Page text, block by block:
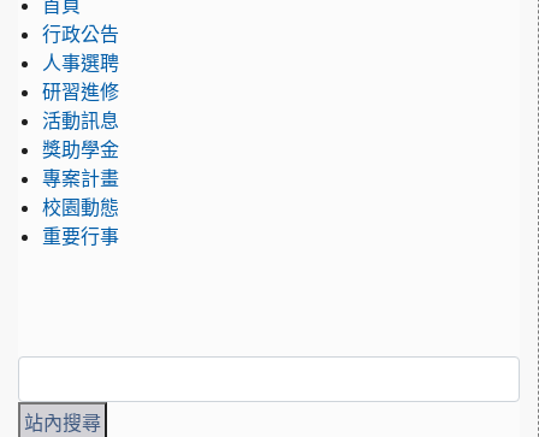
首頁
行政公告
人事選聘
研習進修
活動訊息
獎助學金
專案計畫
校園動態
重要行事